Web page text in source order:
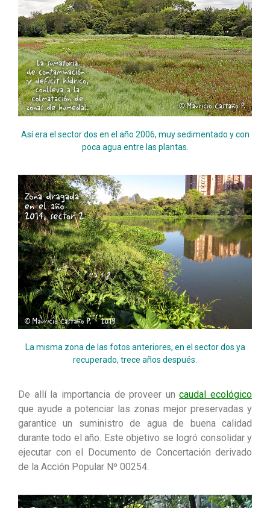
Así era el sector dos en el año 2006, muy sedimentado y con
poca agua entre las plantas.
La misma zona de las fotos anteriores, en el sector dos ya
recuperado, trece años después.
De allí la importancia de proveer uncaudal ecológico
que ayude a potenciar las zonas mejor preservadas y
garantice un suministro de agua de buena calidad
durante todo el año. Este objetivo se logró consolidar y
ejecutar con el Documento de Concertación derivado
de la Acción Popular Nº 00254.